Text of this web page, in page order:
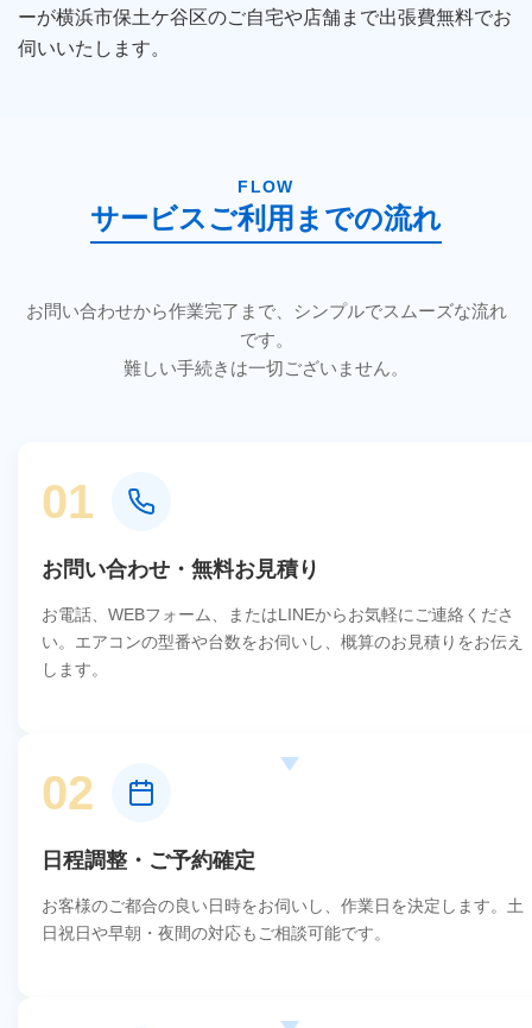
ーが横浜市保土ケ谷区のご自宅や店舗まで出張費無料でお
伺いいたします。
FLOW
サービスご利用までの流れ
お問い合わせから作業完了まで、シンプルでスムーズな流れ
です。
難しい手続きは一切ございません。
01
お問い合わせ・無料お見積り
お電話、WEBフォーム、またはLINEからお気軽にご連絡くださ
い。エアコンの型番や台数をお伺いし、概算のお見積りをお伝え
します。
02
日程調整・ご予約確定
お客様のご都合の良い日時をお伺いし、作業日を決定します。土
日祝日や早朝・夜間の対応もご相談可能です。